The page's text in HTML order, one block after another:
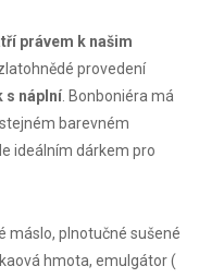
právem k našim
provedení
s náplní . Bonboniéra má
barevném
ideálním dárkem pro
máslo, plnotučné sušené
hmota, emulgátor (